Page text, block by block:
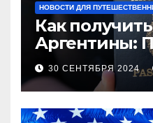
НОВОСТИ ДЛЯ
Как
Аргентины:
руководство
30 СЕНТЯБРЯ 2024